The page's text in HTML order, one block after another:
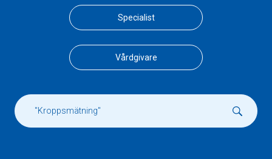
Specialist
Vårdgivare